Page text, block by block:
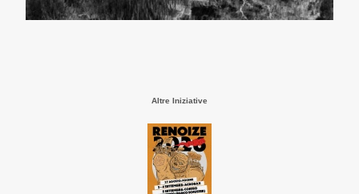
Altre Iniziative